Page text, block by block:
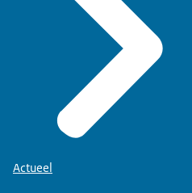
Actueel